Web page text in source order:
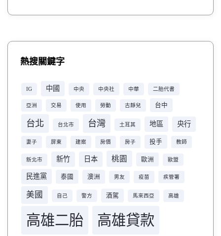
熱搜關鍵字
IG 中國 中央 中央社 中華 二胎代書
亞洲 交易 使用 勞動 古靜兒 台中
台北 台北市 台灣 土耳其 地區 央行
妻子 屏東 建案 房價 房子 投手 教師
新北市 新竹 日本 桃園 歐洲 歐盟
民進黨 泰國 澳洲 男友 疫苗 疾管署
美國 自己 警方 酒駕 馬來西亞 高雄
高雄二胎 高雄貸款